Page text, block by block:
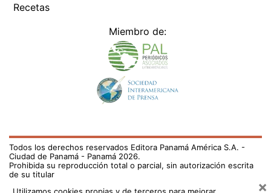
Recetas
Miembro de:
Todos los derechos reservados Editora Panamá América S.A. -
Ciudad de Panamá - Panamá 2026.
Prohibida su reproducción total o parcial, sin autorización escrita
de su titular
Utilizamos cookies propias y de terceros para mejorar
×